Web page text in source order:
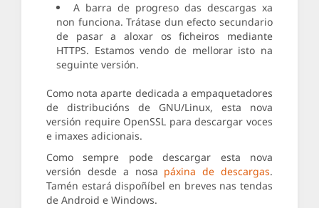
A barra de progreso das descargas xa
non funciona. Trátase dun efecto secundario
de pasar a aloxar os ficheiros mediante
HTTPS. Estamos vendo de mellorar isto na
seguinte versión.
Como nota aparte dedicada a empaquetadores
de distribucións de GNU/Linux, esta nova
versión require OpenSSL para descargar voces
e imaxes adicionais.
Como sempre pode descargar esta nova
versión desde a nosa páxina de descargas.
Tamén estará dispoñíbel en breves nas tendas
de Android e Windows.